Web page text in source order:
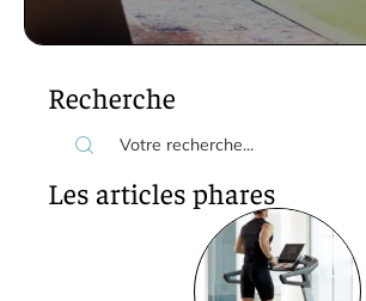
Recherche
Les articles phares